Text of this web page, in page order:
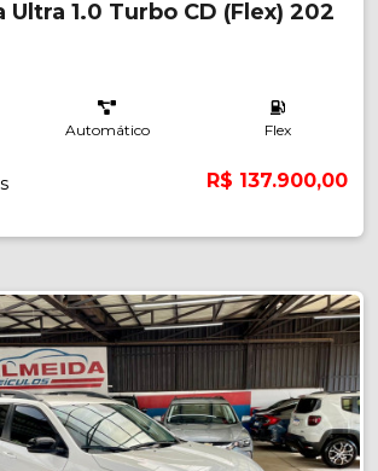
Ultra 1.0 Turbo CD (Flex) 202
Automático Flex
R$ 137.900,00